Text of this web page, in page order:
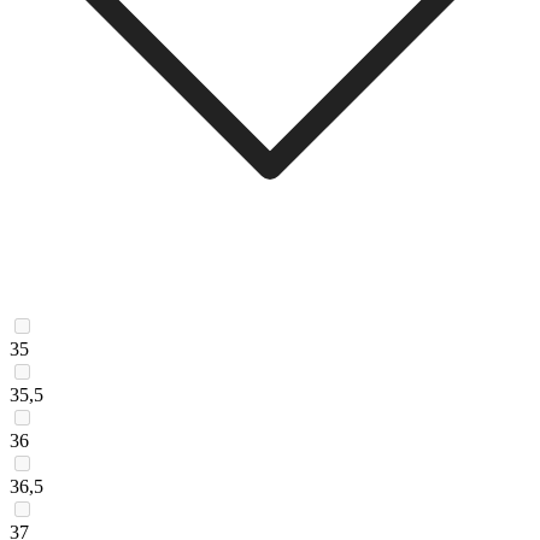
35
35,5
36
36,5
37